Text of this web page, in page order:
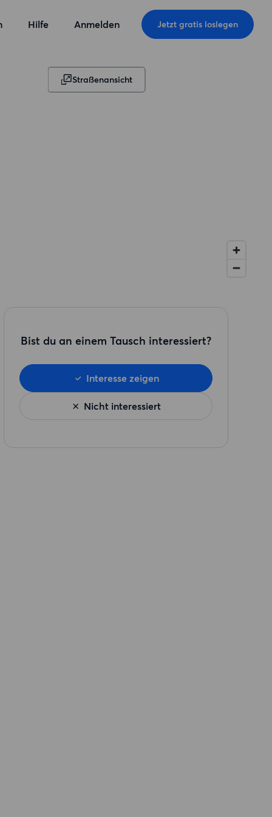
Hilfe Anmelden Jetzt gratis loslegen
Straßenansicht
Bist du an einem Tausch interessiert?
Nicht interessiert
Interesse zeigen